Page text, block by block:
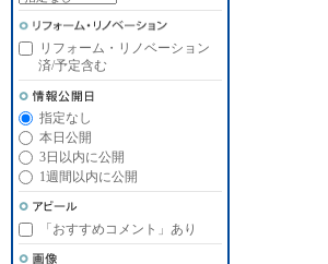
リフォーム・リノベーション
済/予定含む
指定なし
本日公開
3日以内に公開
1週間以内に公開
「おすすめコメント」あり